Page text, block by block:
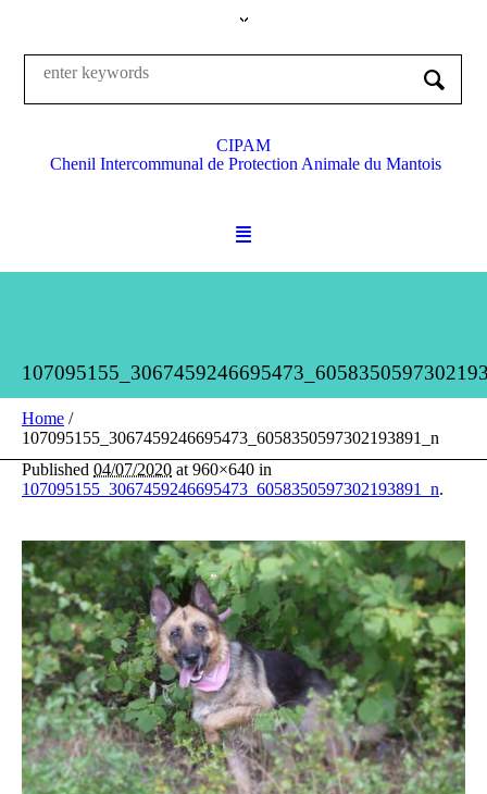
CIPAM
Chenil Intercommunal de Protection Animale du Mantois
Home /
107095155_3067459246695473_6058350597302193891_n
Published 04/07/2020 at 960×640 in
107095155_3067459246695473_6058350597302193891_n.